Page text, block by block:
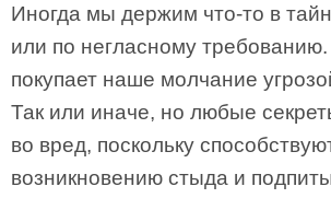
Иногда мы держим что-то в
или по негласному требованию.
покупает наше молчание
Так или иначе, но любые
во вред, поскольку
возникновению стыда и